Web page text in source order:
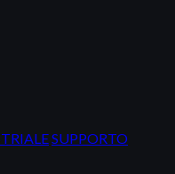
SUPPORTO